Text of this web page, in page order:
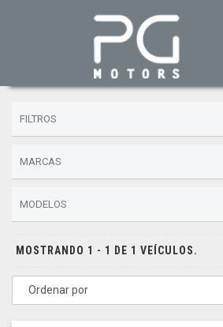
FILTROS
MARCAS
MODELOS
MOSTRANDO 1 - 1 DE 1 VEÍCULOS.
Ordenar por